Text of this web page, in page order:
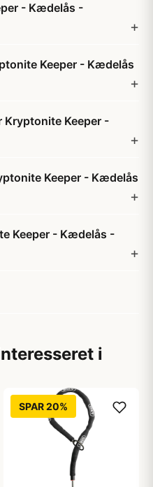
- Kædelås -
Keeper - Kædelås
Kryptonite Keeper -
Keeper - Kædelås
Keeper - Kædelås -
i
SPAR 20%